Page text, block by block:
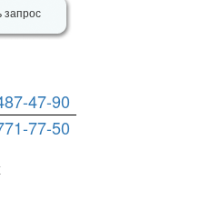
запрос
47-90
77-50